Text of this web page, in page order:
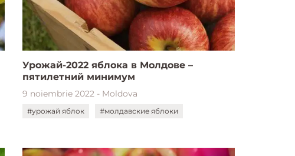
Урожай-2022 яблока в Молдове –
9 noiembrie 2022 - Moldova
#урожай яблок #молдавские яблоки